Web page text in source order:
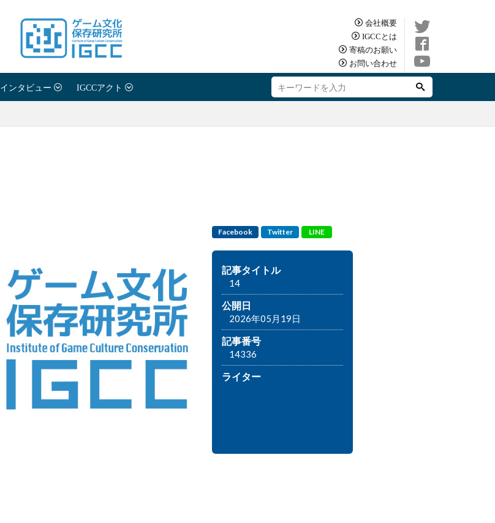
会社概要
IGCCとは
寄稿のお願い
お問い合わせ
インタビュー IGCCアクト
Facebook Twitter LINE
記事タイトル
14
公開日
2026年05月19日
記事番号
14336
ライター